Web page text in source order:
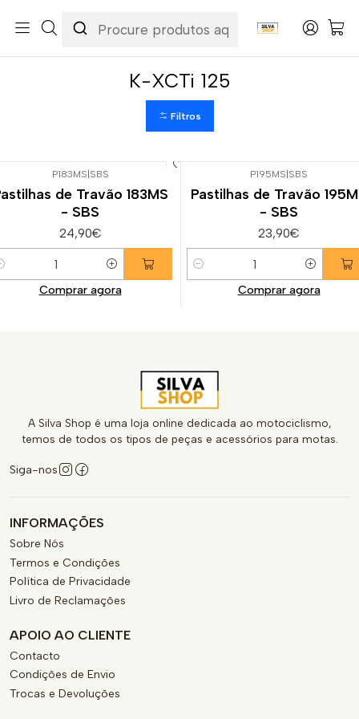
Suspensão & Travões
Pastilhas de Travão Kymco K-XCTi 125
K-XCTi 125
Filtros
P183MS|SBS
de Travão 183MS
- SBS
24,90€
Comprar agora
P195MS|SBS
Pastilhas de Travão
- SBS
23,90€
Quantidade
Comprar agora
A Silva Shop é uma loja online dedicada ao motociclismo,
temos de todos os tipos de peças e acessórios para motas.
Siga-nos
INFORMAÇÕES
Sobre Nós
Termos e Condições
Política de Privacidade
Livro de Reclamações
APOIO AO CLIENTE
Contacto
Condições de Envio
Trocas e Devoluções